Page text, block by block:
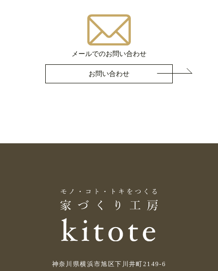
メールでのお問い合わせ
お問い合わせ
神奈川県横浜市旭区下川井町2149-6